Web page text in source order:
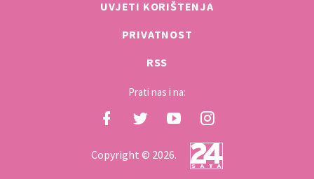
UVJETI KORIŠTENJA
PRIVATNOST
RSS
Prati nas i na:
Copyright © 2026.